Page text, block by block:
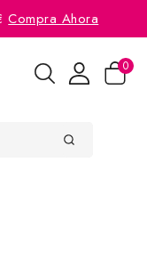
Compra Ahora
0